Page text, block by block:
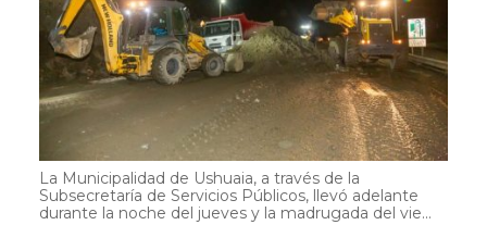
La Municipalidad de Ushuaia, a través de la
Subsecretaría de Servicios Públicos, llevó adelante
durante la noche del jueves y la madrugada del vie...